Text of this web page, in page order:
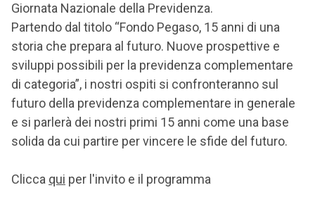
Giornata Nazionale della Previdenza.
Partendo dal titolo “Fondo Pegaso, 15 anni di una
storia che prepara al futuro. Nuove prospettive e
sviluppi possibili per la previdenza complementare
di categoria”, i nostri ospiti si confronteranno sul
futuro della previdenza complementare in generale
e si parlerà dei nostri primi 15 anni come una base
solida da cui partire per vincere le sfide del futuro.
Clicca qui per l'invito e il programma